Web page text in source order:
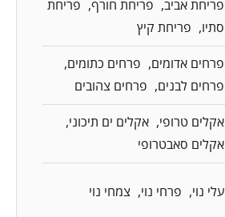
פריחת אביב פריחת חורף
פריחת
סתיו
פריחת קיץ
פרחים אדומים
פרחים כתומים
פרחים לבנים
פרחים צהובים
אקלים טרופי
אקלים ים תיכוני
אקלים סאבטרופי
עלי נוי פרחי נוי צמחי נוי